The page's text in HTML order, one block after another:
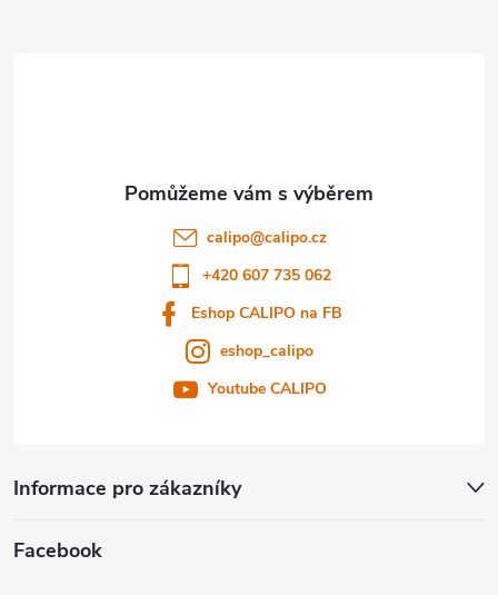
Informace pro zákazníky
calipo@calipo.cz
+420 607 735 062
Eshop CALIPO na FB
eshop_calipo
Youtube CALIPO
Facebook